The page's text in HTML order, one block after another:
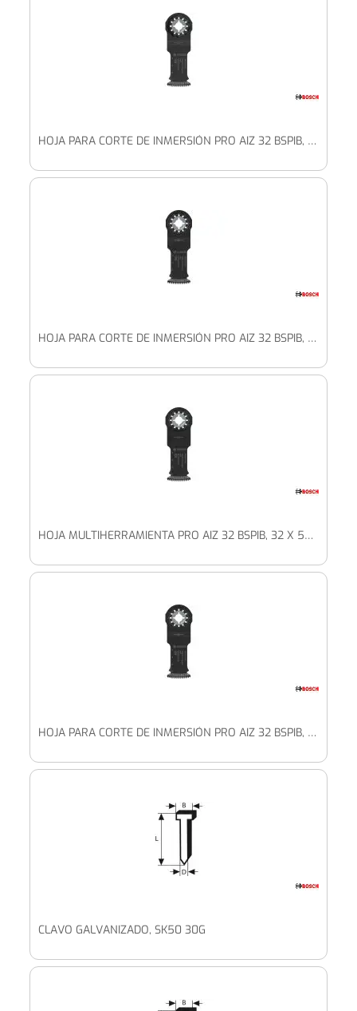
HOJA PARA CORTE DE INMERSIÓN PRO AIZ 32 BSPIB, 32 X 50 MM, 25 UDS.
HOJA PARA CORTE DE INMERSIÓN PRO AIZ 32 BSPIB, 32 X 50 MM, 10 UDS.
HOJA MULTIHERRAMIENTA PRO AIZ 32 BSPIB, 32 X 50 MM
HOJA PARA CORTE DE INMERSIÓN PRO AIZ 32 BSPIB, 32 X 50 MM, 5 UDS.
CLAVO GALVANIZADO, SK50 30G